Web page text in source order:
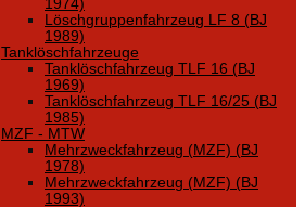
1974)
Löschgruppenfahrzeug LF 8 (BJ
1989)
Tanklöschfahrzeuge
Tanklöschfahrzeug TLF 16 (BJ
1969)
Tanklöschfahrzeug TLF 16/25 (BJ
1985)
MZF - MTW
Mehrzweckfahrzeug (MZF) (BJ
1978)
Mehrzweckfahrzeug (MZF) (BJ
1993)